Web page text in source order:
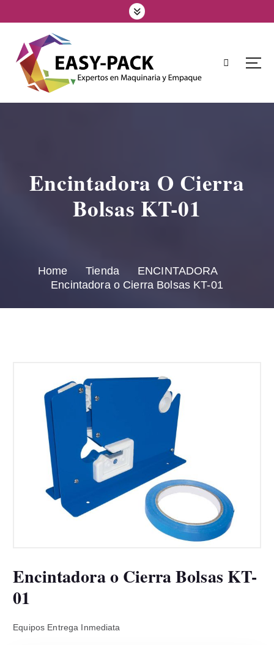
Encintadora O Cierra
Bolsas KT-01
Home Tienda
ENCINTADORA
Encintadora o Cierra Bolsas KT-01
Encintadora o Cierra Bolsas KT-
01
Equipos Entrega Inmediata